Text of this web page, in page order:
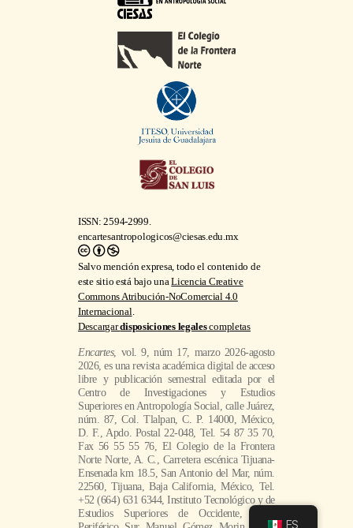
ISSN: 2594-2999.
encartesantropologicos@ciesas.edu.mx
Salvo mención expresa, todo el contenido de
este sitio está bajo unaLicencia Creative
Commons Atribución-NoComercial 4.0
Internacional.
Descargardisposiciones legalescompletas
Encartes, vol. 9, núm 17, marzo 2026-agosto
2026, es una revista académica digital de acceso
libre y publicación semestral editada por el
Centro de Investigaciones y Estudios
Superiores en Antropología Social, calle Juárez,
núm. 87, Col. Tlalpan, C. P. 14000, México,
D. F., Apdo. Postal 22-048, Tel. 54 87 35 70,
Fax 56 55 55 76, El Colegio de la Frontera
Norte Norte, A. C., Carretera escénica Tijuana-
Ensenada km 18.5, San Antonio del Mar, núm.
22560, Tijuana, Baja California, México, Tel.
+52 (664) 631 6344, Instituto Tecnológico y de
Estudios Superiores de Occidente, A.C.,
ES